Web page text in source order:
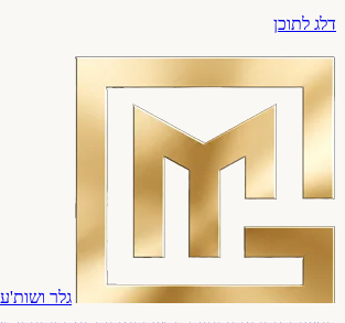
דלג לתוכן
גלר ושות'